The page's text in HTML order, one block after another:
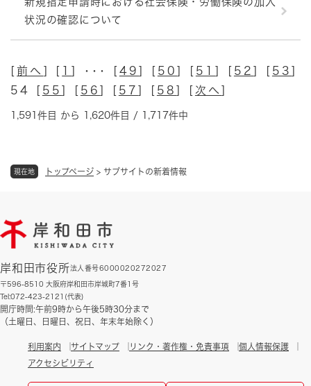
現在地 トップページ > サブサイトの新着情報
状況の確認について
前へ 1 ] ･･･ [ 49 50 51 52 53
54 [ 55 56 57 58 次へ
1,591件目 から 1,620件目 / 1,717件中
岸和田市役所法人番号6000020272027
〒596-8510 大阪府岸和田市岸城町7番1号
Tel:072-423-2121(代表)
開庁時間:午前9時から午後5時30分まで
（土曜日、日曜日、祝日、年末年始除く）
利用案内 サイトマップ リンク・著作権・免責事項
個人情報保護
アクセシビリティ